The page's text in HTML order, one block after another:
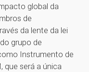
global da
de
da lente da lei
grupo de
Instrumento de
que será a única